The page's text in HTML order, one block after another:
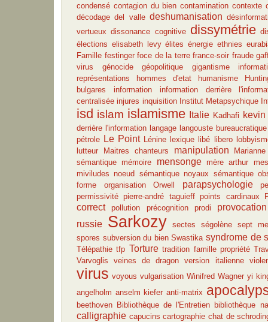
condensé contagion du bien contamination contexte
décodage del valle deshumanisation
vertueux dissonance cognitive dissymétrie
élections elisabeth levy élites énergie ethnies
Famille festinger foce de la terre france-soir fraude
virus
génocide géopolitique
gigantisme
représentations
hommes d'etat humanisme
bulgares
information
information derrière
centralisée injures inquisition Institut Metapsychique
isd islam islamisme Italie Kadhafi
derrière l'information langage langouste bureaucratique
pétrole Le Point Lénine lexique libé libero
lutteur
Maitres chanteurs manipulation
Marianne
sémantique mémoire mensonge mère arthur
miviludes noeud sémantique noyaux sémantique
forme
organisation Orwell parapsychologie
permissivité pierre-andré taguieff points cardinaux
correct pollution précognition prodi
provocation
russie Sarkozy sectes ségolène sept
spores subversion du bien Swastika syndrome de
Télépathie tfp Torture tradition famille propriété
Varvoglis
veines de dragon version italienne
virus voyous vulgarisation Winifred Wagner yi
angelholm anselm kiefer anti-matrix
beethoven Bibliothèque de l'Entretien bibliothèque
calligraphie capucins cartographie chat de